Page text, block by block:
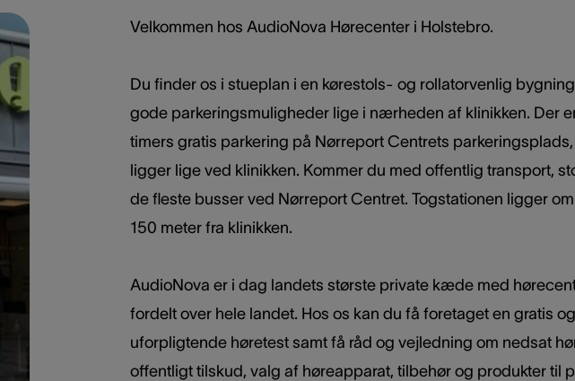
Velkommen hos AudioNova Hørecenter i Holstebro.
Du finder os i stueplan i en kørestols- og rollatorvenlig
gode parkeringsmuligheder lige i nærheden af klinikken. Der
timers gratis parkering på Nørreport Centrets
ligger lige ved klinikken. Kommer du med offentlig transport,
de fleste busser ved Nørreport Centret. Togstationen ligger
150 meter fra klinikken.
AudioNova er i dag landets største private kæde med
fordelt over hele landet. Hos os kan du få foretaget en gratis og
uforpligtende høretest samt få råd og vejledning om nedsat
offentligt tilskud, valg af høreapparat, tilbehør og produkter til